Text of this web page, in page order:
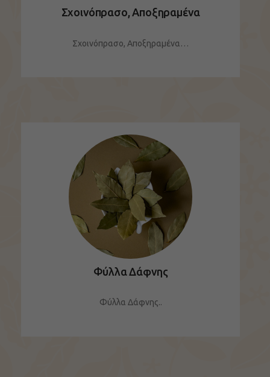
Σχοινόπρασο, Αποξηραμένα
Σχοινόπρασο, Αποξηραμένα…
Φύλλα Δάφνης
Φύλλα Δάφνης..